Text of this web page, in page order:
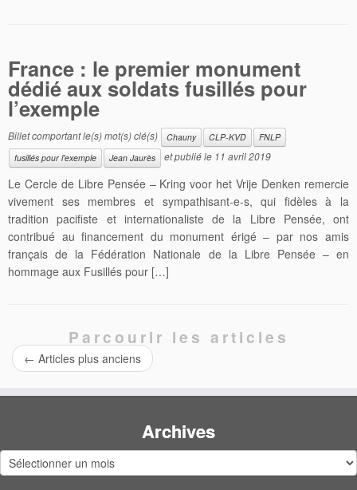
France : le premier monument
dédié aux soldats fusillés pour
l’exemple
Billet comportant le(s) mot(s) clé(s) Chauny CLP-KVD
FNLP
fusillés pour l'exemple
Jean Jaurès et publié le 11 avril 2019
Le Cercle de Libre Pensée – Kring voor het Vrije Denken remercie
vivement ses membres et sympathisant-e-s, qui fidèles à la
tradition pacifiste et internationaliste de la Libre Pensée, ont
contribué au financement du monument érigé – par nos amis
français de la Fédération Nationale de la Libre Pensée – en
hommage aux Fusillés pour […]
Parcourir les articles
← Articles plus anciens
Archives
Archives